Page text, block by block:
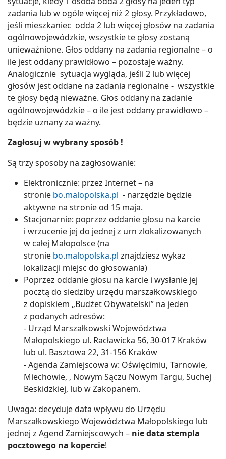
zadania lub w ogóle więcej niż 2 głosy. Przykładowo,
jeśli mieszkaniec odda 2 lub więcej głosów na zadania
ogólnowojewódzkie, wszystkie te głosy zostaną
unieważnione. Głos oddany na zadania regionalne – o
ile jest oddany prawidłowo – pozostaje ważny.
Analogicznie sytuacja wygląda, jeśli 2 lub więcej
głosów jest oddane na zadania regionalne - wszystkie
te głosy będą nieważne. Głos oddany na zadanie
ogólnowojewódzkie – o ile jest oddany prawidłowo –
będzie uznany za ważny.
Zagłosuj w wybrany sposób !
Są trzy sposoby na zagłosowanie:
Elektronicznie: przez Internet – na
stronie bo.malopolska.pl - narzędzie będzie
aktywne na stronie od 15 maja.
Stacjonarnie: poprzez oddanie głosu na karcie
i wrzucenie jej do jednej z urn zlokalizowanych
w całej Małopolsce (na
stronie bo.malopolska.pl znajdziesz wykaz
lokalizacji miejsc do głosowania)
Poprzez oddanie głosu na karcie i wysłanie jej
pocztą do siedziby urzędu marszałkowskiego
z dopiskiem „Budżet Obywatelski” na jeden
z podanych adresów:
- Urząd Marszałkowski Województwa
Małopolskiego ul. Racławicka 56, 30-017 Kraków
lub ul. Basztowa 22, 31-156 Kraków
- Agenda Zamiejscowa w: Oświęcimiu, Tarnowie,
Miechowie, , Nowym Sączu Nowym Targu, Suchej
Beskidzkiej, lub w Zakopanem.
Uwaga: decyduje data wpływu do Urzędu
Marszałkowskiego Województwa Małopolskiego lub
jednej z Agend Zamiejscowych – nie data stempla
pocztowego na kopercie!